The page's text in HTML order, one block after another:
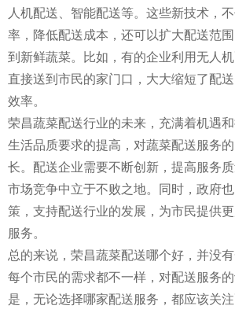
人机配送、智能配送等。这些新技术，
率，降低配送成本，还可以扩大配送范
到新鲜蔬菜。比如，有的企业利用无人
直接送到市民的家门口，大大缩短了配
效率。
荣昌蔬菜配送行业的未来，充满着机遇
生活品质要求的提高，对蔬菜配送服务
长。配送企业需要不断创新，提高服务
市场竞争中立于不败之地。同时，政府
策，支持配送行业的发展，为市民提供
服务。
总的来说，荣昌蔬菜配送哪个好，并没有
每个市民的需求都不一样，对配送服务
是，无论选择哪家配送服务，都应该关